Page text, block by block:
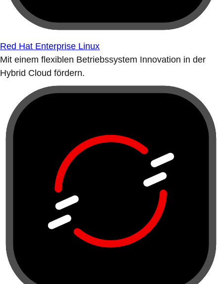
Red Hat Enterprise Linux
Mit einem flexiblen Betriebssystem Innovation in der
Hybrid Cloud fördern.